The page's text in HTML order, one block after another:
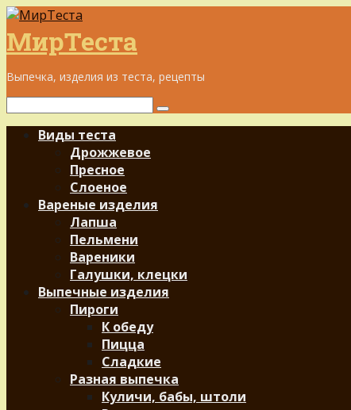
Перейти
к
контенту
МирТеста
Выпечка, изделия из теста, рецепты
Поиск:
Виды теста
Дрожжевое
Пресное
Слоеное
Вареные изделия
Лапша
Пельмени
Вареники
Галушки, клецки
Выпечные изделия
Пироги
К обеду
Пицца
Сладкие
Разная выпечка
Куличи, бабы, штоли